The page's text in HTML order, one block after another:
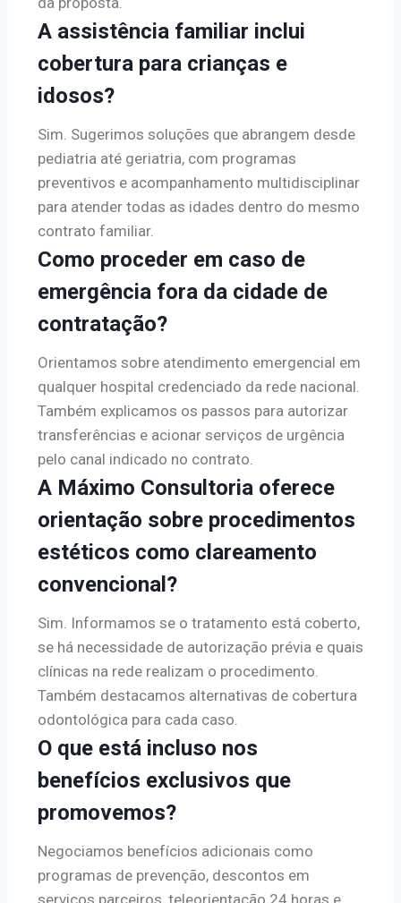
A assistência familiar inclui
cobertura para crianças e
idosos?
Sim. Sugerimos soluções que abrangem desde
pediatria até geriatria, com programas
preventivos e acompanhamento multidisciplinar
para atender todas as idades dentro do mesmo
contrato familiar.
Como proceder em caso de
emergência fora da cidade de
contratação?
Orientamos sobre atendimento emergencial em
qualquer hospital credenciado da rede nacional.
Também explicamos os passos para autorizar
transferências e acionar serviços de urgência
pelo canal indicado no contrato.
A Máximo Consultoria oferece
orientação sobre procedimentos
estéticos como clareamento
convencional?
Sim. Informamos se o tratamento está coberto,
se há necessidade de autorização prévia e quais
clínicas na rede realizam o procedimento.
Também destacamos alternativas de cobertura
odontológica para cada caso.
O que está incluso nos
benefícios exclusivos que
promovemos?
Negociamos benefícios adicionais como
programas de prevenção, descontos em